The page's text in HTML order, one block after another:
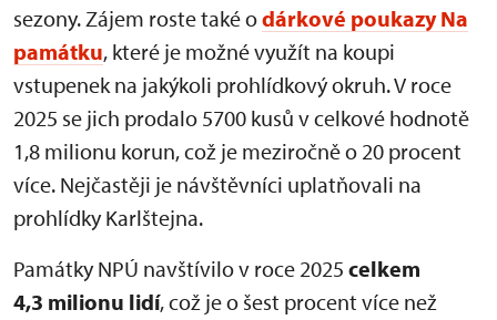
sezony. Zájem roste také odárkové poukazy Na
památku, které je možné využít na koupi
vstupenek na jakýkoli prohlídkový okruh. V roce
2025 se jich prodalo 5700 kusů v celkové hodnotě
1,8 milionu korun, což je meziročně o 20 procent
více. Nejčastěji je návštěvníci uplatňovali na
prohlídky Karlštejna.
Památky NPÚ navštívilo v roce 2025 celkem
4,3 milionu lidí, což je o šest procent více než